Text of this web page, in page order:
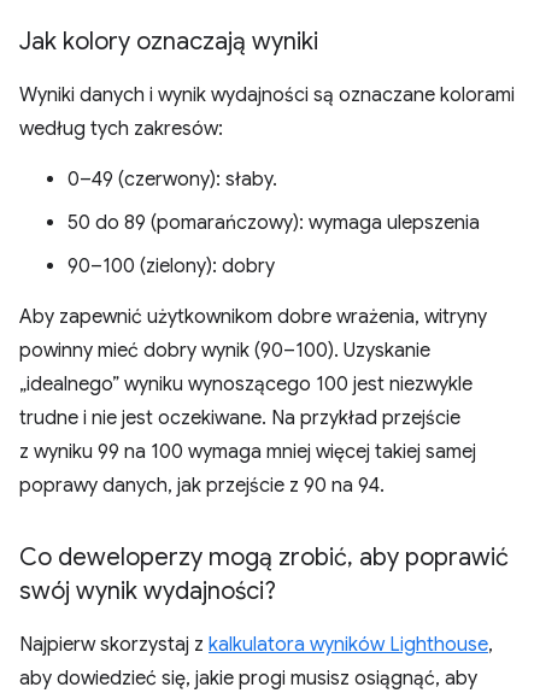
Jak kolory oznaczają wyniki
Wyniki danych i wynik wydajności są oznaczane kolorami
według tych zakresów:
0–49 (czerwony): słaby.
50 do 89 (pomarańczowy): wymaga ulepszenia
90–100 (zielony): dobry
Aby zapewnić użytkownikom dobre wrażenia, witryny
powinny mieć dobry wynik (90–100). Uzyskanie
„idealnego” wyniku wynoszącego 100 jest niezwykle
trudne i nie jest oczekiwane. Na przykład przejście
z wyniku 99 na 100 wymaga mniej więcej takiej samej
poprawy danych, jak przejście z 90 na 94.
Co deweloperzy mogą zrobić, aby poprawić
swój wynik wydajności?
Najpierw skorzystaj z kalkulatora wyników Lighthouse,
aby dowiedzieć się, jakie progi musisz osiągnąć, aby